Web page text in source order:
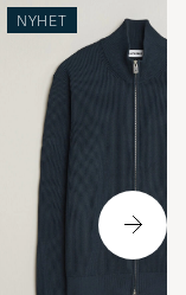
NYHET